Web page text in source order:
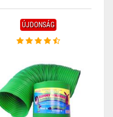
ÚJDONSÁG